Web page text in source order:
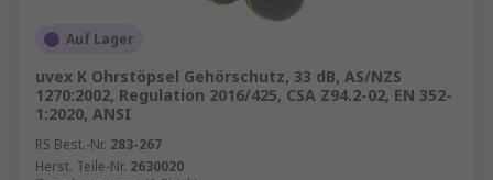
Auf Lager
uvex K Ohrstöpsel Gehörschutz, 33 dB, AS/NZS
1270:2002, Regulation 2016/425, CSA Z94.2-02, EN 352-
1:2020, ANSI
RS Best.-Nr. 283-267
Herst. Teile-Nr. 2630020